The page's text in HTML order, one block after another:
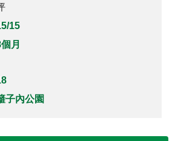
15
月
子內公園